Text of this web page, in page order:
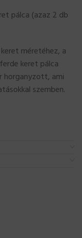
pálca (azaz 2 db
méretéhez, a
keret pálca
horganyzott, ami
szemben.